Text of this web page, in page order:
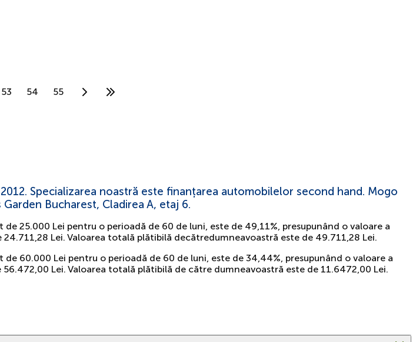
53 54 55
Specializarea noastră este finanțarea automobilelor second hand. Mogo
Bucharest, Cladirea A, etaj 6.
25.000 Lei pentru o perioadă de 60 de luni, este de 49,11%, presupunând o valoare a
Lei. Valoarea totală plătibilă decătredumneavoastră este de 49.711,28 Lei.
60.000 Lei pentru o perioadă de 60 de luni, este de 34,44%, presupunând o valoare a
Lei. Valoarea totală plătibilă de către dumneavoastră este de 11.6472,00 Lei.